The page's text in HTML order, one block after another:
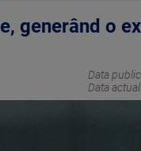
generând o
Data
Data